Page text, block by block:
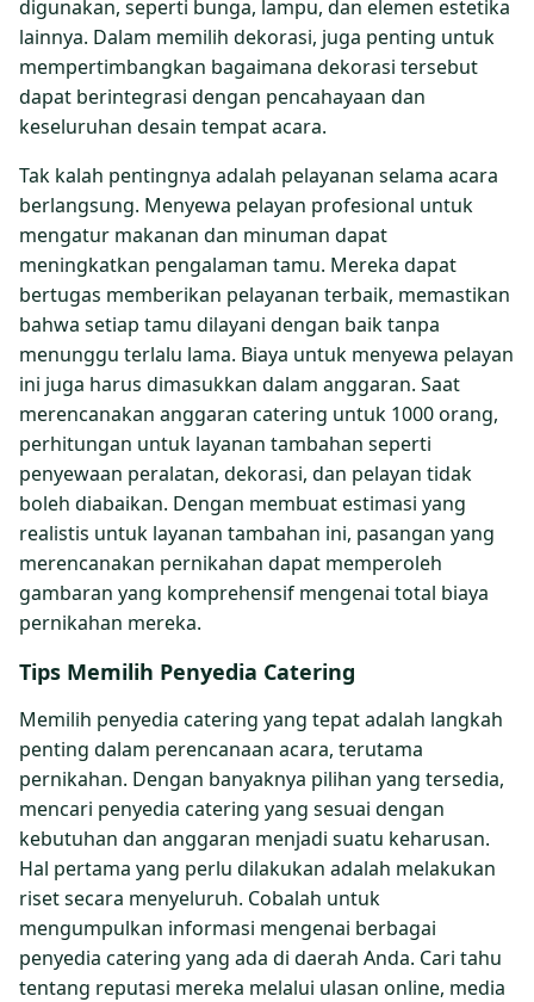
digunakan, seperti bunga, lampu, dan elemen estetika
lainnya. Dalam memilih dekorasi, juga penting untuk
mempertimbangkan bagaimana dekorasi tersebut
dapat berintegrasi dengan pencahayaan dan
keseluruhan desain tempat acara.
Tak kalah pentingnya adalah pelayanan selama acara
berlangsung. Menyewa pelayan profesional untuk
mengatur makanan dan minuman dapat
meningkatkan pengalaman tamu. Mereka dapat
bertugas memberikan pelayanan terbaik, memastikan
bahwa setiap tamu dilayani dengan baik tanpa
menunggu terlalu lama. Biaya untuk menyewa pelayan
ini juga harus dimasukkan dalam anggaran. Saat
merencanakan anggaran catering untuk 1000 orang,
perhitungan untuk layanan tambahan seperti
penyewaan peralatan, dekorasi, dan pelayan tidak
boleh diabaikan. Dengan membuat estimasi yang
realistis untuk layanan tambahan ini, pasangan yang
merencanakan pernikahan dapat memperoleh
gambaran yang komprehensif mengenai total biaya
pernikahan mereka.
Tips Memilih Penyedia Catering
Memilih penyedia catering yang tepat adalah langkah
penting dalam perencanaan acara, terutama
pernikahan. Dengan banyaknya pilihan yang tersedia,
mencari penyedia catering yang sesuai dengan
kebutuhan dan anggaran menjadi suatu keharusan.
Hal pertama yang perlu dilakukan adalah melakukan
riset secara menyeluruh. Cobalah untuk
mengumpulkan informasi mengenai berbagai
penyedia catering yang ada di daerah Anda. Cari tahu
tentang reputasi mereka melalui ulasan online, media